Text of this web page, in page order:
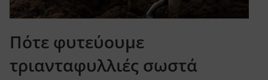
Πότε φυτεύουμε
τριανταφυλλιές σωστά